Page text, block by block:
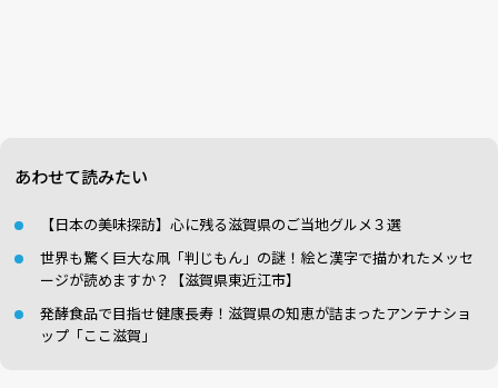
あわせて読みたい
【日本の美味探訪】心に残る滋賀県のご当地グルメ３選
世界も驚く巨大な凧「判じもん」の謎！絵と漢字で描かれたメッセ
ージが読めますか？【滋賀県東近江市】
発酵食品で目指せ健康長寿！滋賀県の知恵が詰まったアンテナショ
ップ「ここ滋賀」